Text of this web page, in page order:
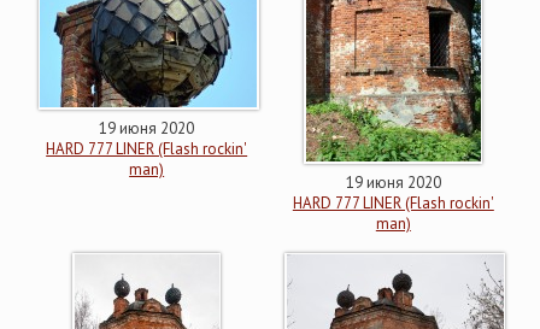
19 июня 2020
HARD 777 LINER (Flash rockin'
man)
19 июня 2020
HARD 777 LINER (Flash rockin'
man)